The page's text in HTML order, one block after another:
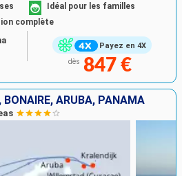
Payez en 4X
Idéal pour les familles
complète
dès 847 €
BONAIRE, ARUBA, PANAMA